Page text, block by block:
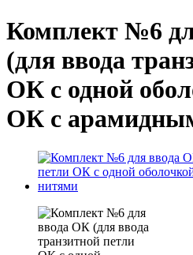
Комплект №6
(для ввода
ОК с одной
ОК с